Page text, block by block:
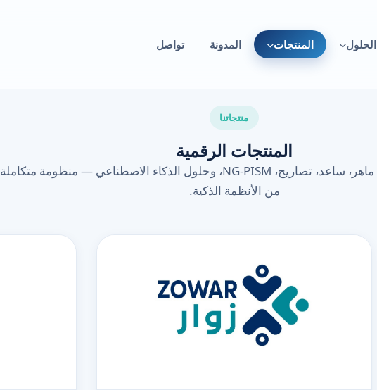
الحلول المنتجات المدونة تواصل
منتجاتنا
المنتجات الرقمية
حاضر، زوار، واقف، ماهر، ساعد، تصاريح، NG-PISM، وحلول الذكاء الاصطناعي — منظومة متكاملة
من الأنظمة الذكية.